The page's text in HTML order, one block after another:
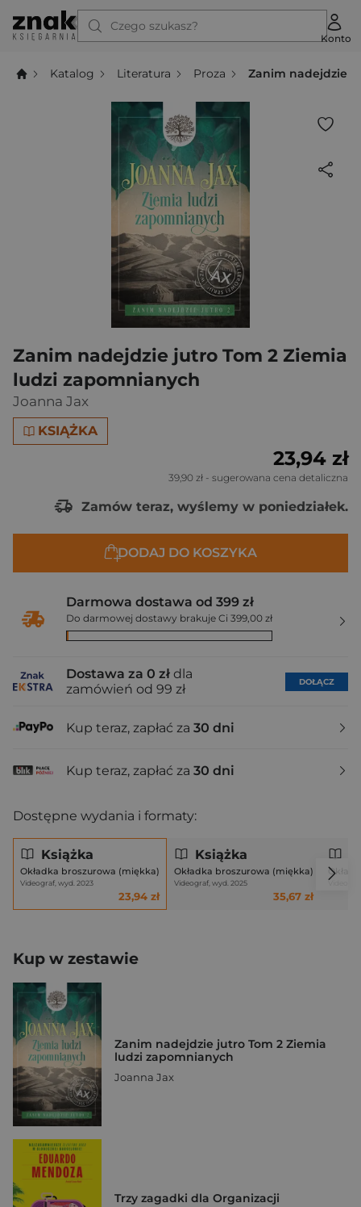
Czego szukasz?
Konto
Katalog Literatura Proza Zanim nadejdzie
Zanim nadejdzie jutro Tom 2 Ziemia
ludzi zapomnianych
Joanna Jax
KSIĄŻKA
23,94 zł
39,90 zł - sugerowana cena detaliczna
Zamów teraz, wyślemy w poniedziałek.
DODAJ DO KOSZYKA
Darmowa dostawa od 399 zł
Do darmowej dostawy brakuje Ci 399,00 zł
Dostawa za 0 zł dla
zamówień od 99 zł
DOŁĄCZ
Kup teraz, zapłać za 30 dni
Kup teraz, zapłać za 30 dni
Dostępne wydania i formaty:
Książka
Okładka broszurowa (miękka)
Videograf, wyd. 2023
23,94 zł
Książka
Okładka broszurowa (miękka)
Videograf, wyd. 2025
35,67 zł
Kup w zestawie
Zanim nadejdzie jutro Tom 2 Ziemia
ludzi zapomnianych
Joanna Jax
Trzy zagadki dla Organizacji